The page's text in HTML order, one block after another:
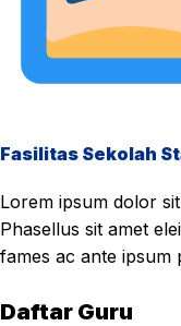
Fasilitas Sekolah
Lorem ipsum dolor
Phasellus sit amet
fames ac ante ipsum
Daftar Guru